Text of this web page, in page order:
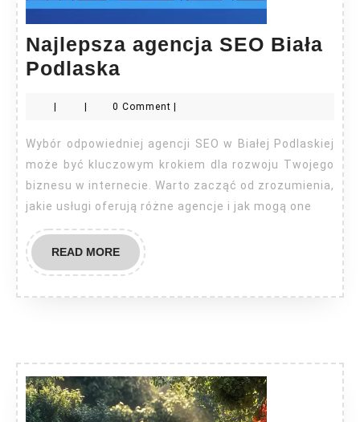
Najlepsza agencja SEO Biała
Podlaska
SEO
Biała
Podlaska
| | 0 Comment |
Wybór odpowiedniej agencji SEO w Białej Podlaskiej
może być kluczowym krokiem dla rozwoju Twojego
biznesu w internecie. Warto zacząć od zrozumienia,
jakie usługi oferują różne agencje i jak mogą one
READ MOREREAD
MORE